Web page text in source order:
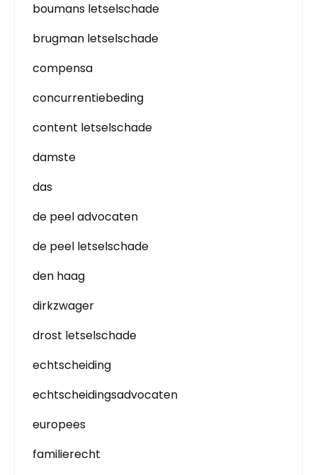
boumans letselschade
brugman letselschade
compensa
concurrentiebeding
content letselschade
damste
das
de peel advocaten
de peel letselschade
den haag
dirkzwager
drost letselschade
echtscheiding
echtscheidingsadvocaten
europees
familierecht